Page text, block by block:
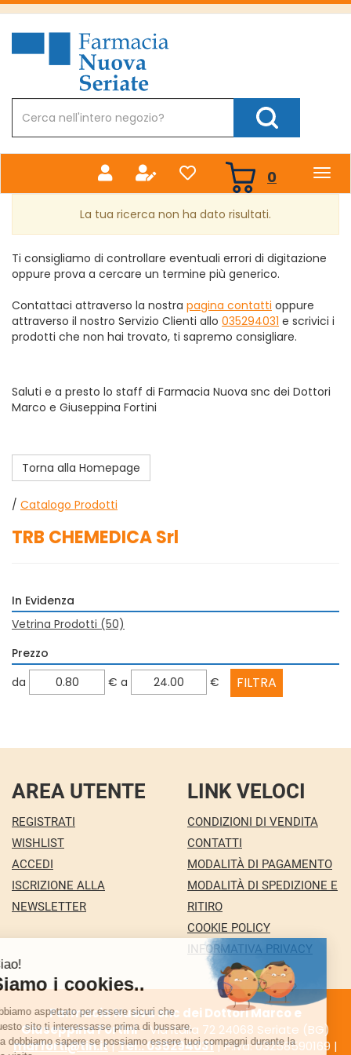
Passa
principale
Farmacia
Nuova
Prodotto
Cerca Prodotto
0 prodotti
inseriti
La tua ricerca non ha dato risultati.
Ti consigliamo di controllare eventuali errori di digitazione
oppure prova a cercare un termine più generico.
Contattaci attraverso la nostra pagina contatti oppure
attraverso il nostro Servizio Clienti allo 035294031 e scrivici i
prodotti che non hai trovato, ti sapremo consigliare.
Saluti e a presto lo staff di Farmacia Nuova snc dei Dottori
Marco e Giuseppina Fortini
Torna alla Homepage
/ Catalogo Prodotti
TRB CHEMEDICA Srl
In Evidenza
Vetrina Prodotti (50)
Prezzo
filtra
da € filtra
a €
AREA UTENTE
REGISTRATI
WISHLIST
ACCEDI
ISCRIZIONE ALLA
NEWSLETTER
LINK VELOCI
CONDIZIONI DI VENDITA
CONTATTI
MODALITÀ DI PAGAMENTO
MODALITÀ DI SPEDIZIONE E
RITIRO
COOKIE POLICY
INFORMATIVA PRIVACY
Farmacia Nuova snc dei Dottori Marco e
Giuseppina Fortini- Via Italia 72 24068 Seriate (BG)
marforti@tin.it|Tel.: 035294031| P.Iva: 03258590169 |